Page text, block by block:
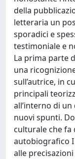
della
letteraria un
sporadici e
testimoniale e
La prima parte
una
sull’autrice, in
principali
all’interno di
nuovi spunti.
culturale che fa
autobiografico
alle